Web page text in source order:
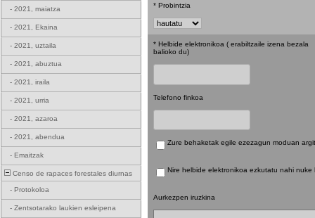
- 2021, maiatza
- 2021, Ekaina
- 2021, uztaila
- 2021, abuztua
- 2021, iraila
- 2021, urria
- 2021, azaroa
- 2021, abendua
- Emaitzak
Censo de rapaces forestales diurnas
- Protokoloa
- Zentsotarako laukien esleipena
* Probintzia
* Helbide elektronikoa ( erabiltzaile izena bezala
balioko du)
Telefono finkoa
Zure behaketak egile ezezagun moduan
Nire helbide elektronikoa ezkutatu nahi
Aurkezpen iruzkina